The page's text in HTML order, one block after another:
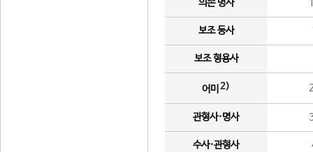
의존 명사
보조 동사
보조 형용사
어미 2)
관형사·명사
수사·관형사